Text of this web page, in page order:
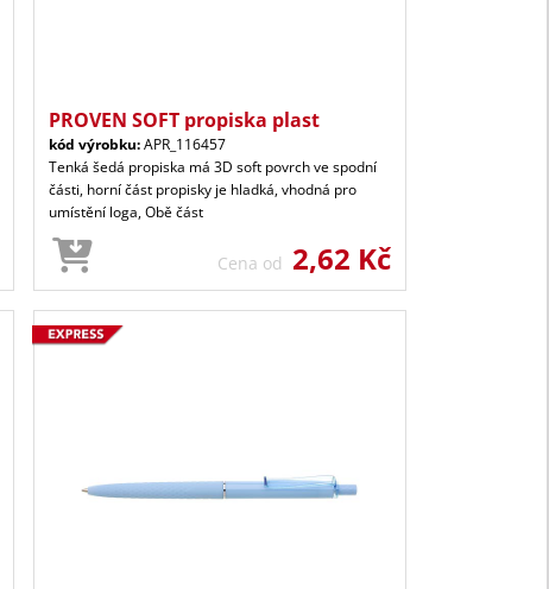
PROVEN SOFT propiska plast
kód výrobku:APR_116457
Tenká šedá propiska má 3D soft povrch ve spodní
části, horní část propisky je hladká, vhodná pro
umístění loga, Obě část
Cena od 2,62 Kč